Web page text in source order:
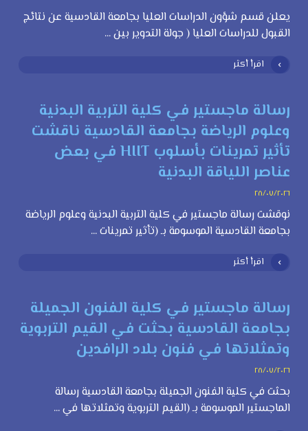
يعلن قسم شؤون الدراسات العليا بجامعة القادسية عن نتائج
القبول للدراسات العليا ( جولة التدوير بين ...
اقرأ أكثر
رسالة ماجستير في كلية التربية البدنية
وعلوم الرياضة بجامعة القادسية ناقشت
تأثير تمرينات بأسلوب HIIT في بعض
عناصر اللياقة البدنية
٢٨/٠٧/٢٠٢٦
نوقشت رسالة ماجستير في كلية التربية البدنية وعلوم الرياضة
بجامعة القادسية الموسومة بـ (تأثير تمرينات ...
اقرأ أكثر
رسالة ماجستير في كلية الفنون الجميلة
بجامعة القادسية بحثت في القيم التربوية
وتمثلاتها في فنون بلاد الرافدين
٢٨/٠٧/٢٠٢٦
بحثت في كلية الفنون الجميلة بجامعة القادسية رسالة
الماجستير الموسومة بـ (القيم التربوية وتمثلاتها في ...